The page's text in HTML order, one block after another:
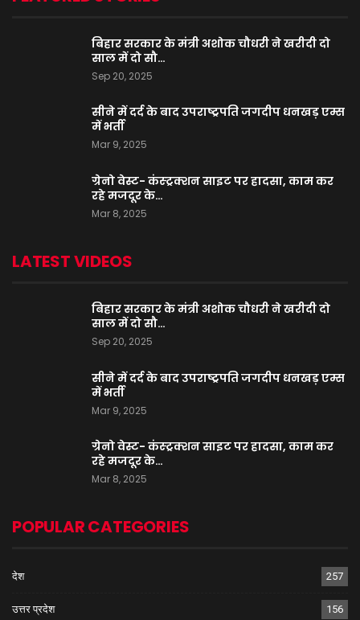
बिहार सरकार के मंत्री अशोक चौधरी ने खरीदी दो
साल में दो सौ…
Sep 20, 2025
सीने में दर्द के बाद उपराष्ट्रपति जगदीप धनखड़ एम्स
में भर्ती
Mar 9, 2025
ग्रेनो वेस्ट- कंस्ट्रक्शन साइट पर हादसा, काम कर
रहे मजदूर के…
Mar 8, 2025
LATEST VIDEOS
बिहार सरकार के मंत्री अशोक चौधरी ने खरीदी दो
साल में दो सौ…
Sep 20, 2025
सीने में दर्द के बाद उपराष्ट्रपति जगदीप धनखड़ एम्स
में भर्ती
Mar 9, 2025
ग्रेनो वेस्ट- कंस्ट्रक्शन साइट पर हादसा, काम कर
रहे मजदूर के…
Mar 8, 2025
POPULAR CATEGORIES
देश 257
उत्तर प्रदेश 156